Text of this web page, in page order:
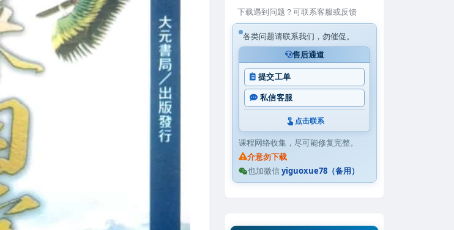
下载遇到问题？可联系客服或反馈
各类问题请联系我们，勿催促。
售后通道
提交工单
私信客服
点击联系
课程网络收集，尽可能修复完整。
介意勿下载
也加微信yiguoxue78（备用）